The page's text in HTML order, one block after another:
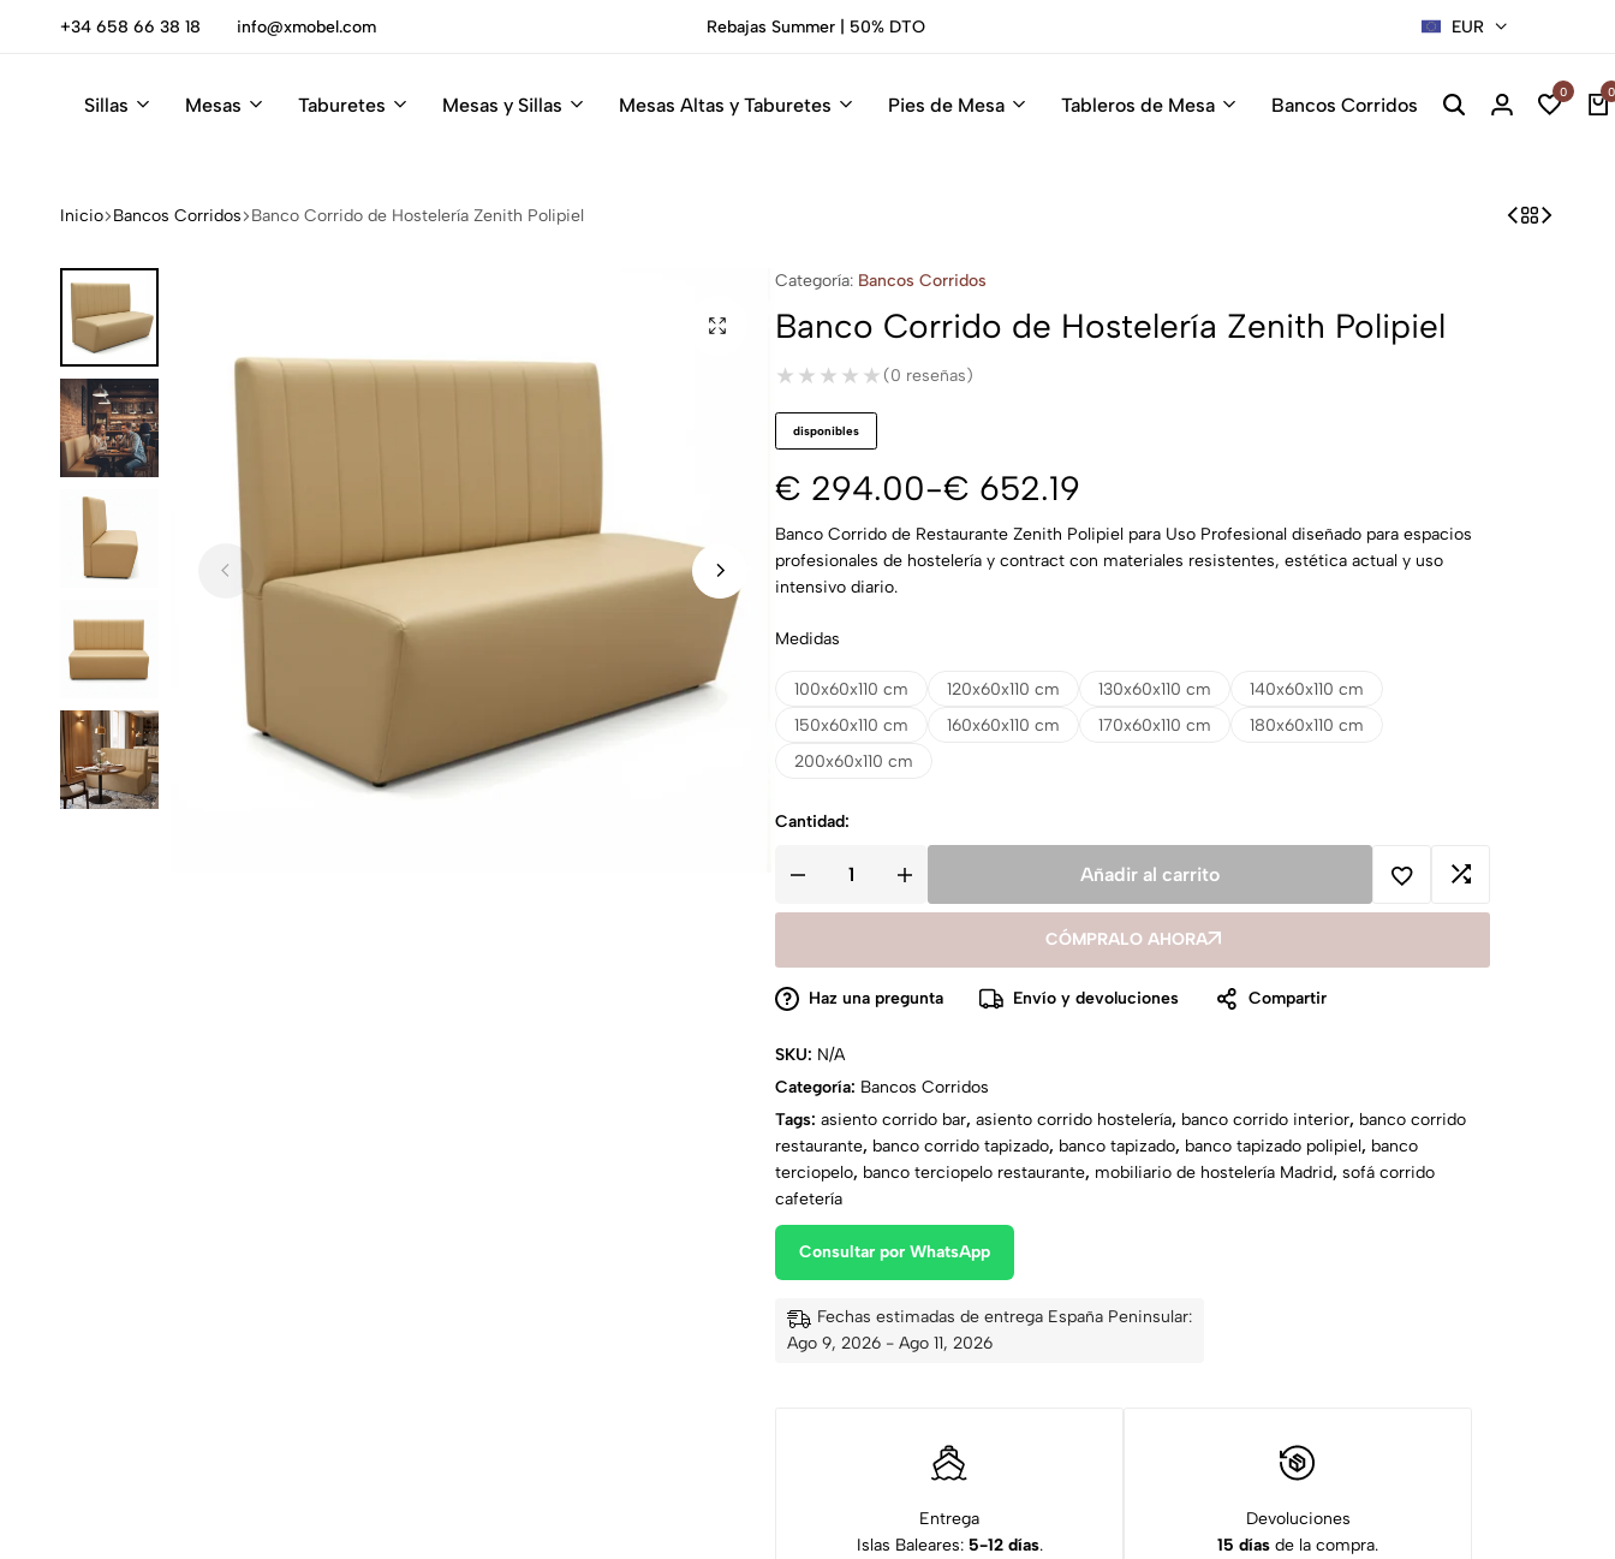
+34 658 66 38 18 info@xmobel.com Rebajas Summer | 50% DTO EUR
Sillas Mesas Taburetes Mesas y Sillas Mesas Altas y Taburetes Pies de Mesa Tableros de Mesa Bancos Corridos
0 0
Inicio Bancos Corridos Banco Corrido de Hostelería Zenith Polipiel
Categoría: Bancos Corridos
Banco Corrido de Hostelería Zenith Polipiel
★★★★★
★★★★★ (0 reseñas)
disponibles
€ 294.00-€ 652.19
Banco Corrido de Restaurante Zenith Polipiel para Uso Profesional diseñado para espacios
profesionales de hostelería y contract con materiales resistentes, estética actual y uso
intensivo diario.
Medidas
100x60x110 cm 120x60x110 cm 130x60x110 cm
140x60x110 cm
150x60x110 cm
160x60x110 cm 170x60x110 cm
180x60x110 cm
200x60x110 cm
Cantidad:
Añadir al carrito
CÓMPRALO AHORA
Haz una pregunta Envío y devoluciones Compartir
SKU: N/A
Categoría: Bancos Corridos
Tags: asiento corrido bar, asiento corrido hostelería, banco corrido interior, banco corrido
restaurante, banco corrido tapizado, banco tapizado, banco tapizado polipiel, banco
terciopelo, banco terciopelo restaurante, mobiliario de hostelería Madrid, sofá corrido
cafetería
Consultar por WhatsApp
Fechas estimadas de entrega España Peninsular:
Ago 9, 2026 - Ago 11, 2026
Entrega
Islas Baleares: 5-12 días.
Devoluciones
15 días de la compra.